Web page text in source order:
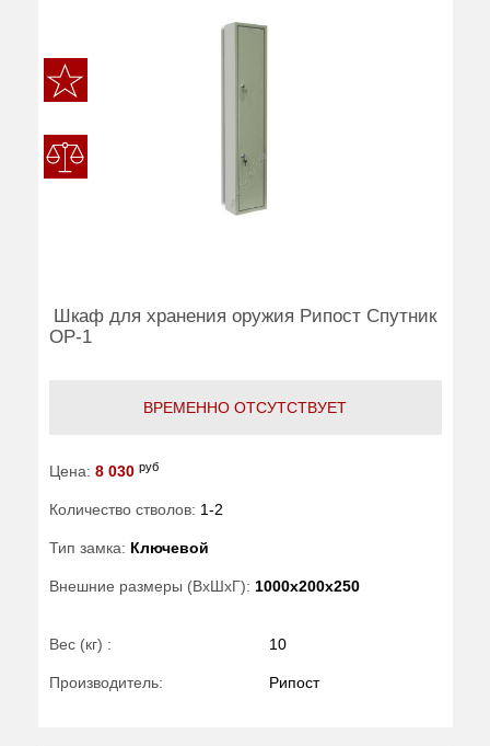
Шкаф для хранения оружия Рипост Спутник
ОР-1
ВРЕМЕННО ОТСУТСТВУЕТ
Цена: 8 030 руб
Количество стволов: 1-2
Тип замка: Ключевой
Внешние размеры (ВхШхГ): 1000x200x250
Вес (кг) : 10
Производитель: Рипост